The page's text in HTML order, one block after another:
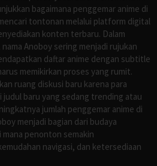
bagaimana penggemar anime di
tontonan melalui platform digital
konten terbaru. Dalam
Anoboy sering menjadi rujukan
daftar anime dengan subtitle
memikirkan proses yang rumit.
ruang diskusi baru karena para
baru yang sedang trending atau
jumlah penggemar anime di
menjadi bagian dari budaya
penonton semakin
navigasi, dan ketersediaan